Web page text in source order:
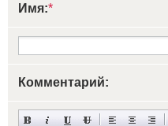
Имя:*
Комментарий: